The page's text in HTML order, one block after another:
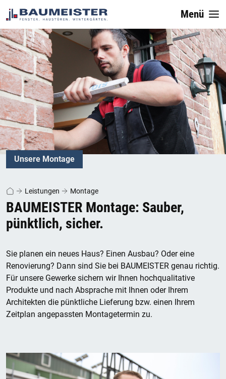
Menü
Unsere Montage
Leistungen Montage
BAUMEISTER Montage: Sauber,
pünktlich, sicher.
Sie planen ein neues Haus? Einen Ausbau? Oder eine
Renovierung? Dann sind Sie bei BAUMEISTER genau richtig.
Für unsere Gewerke sichern wir Ihnen hochqualitative
Produkte und nach Absprache mit Ihnen oder Ihrem
Architekten die pünktliche Lieferung bzw. einen Ihrem
Zeitplan angepassten Montagetermin zu.